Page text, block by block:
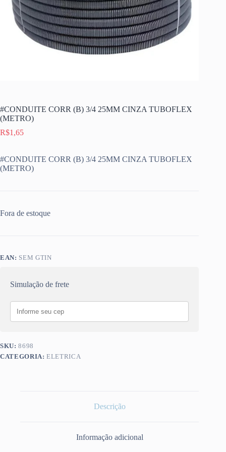
#CONDUITE CORR (B) 3/4 25MM CINZA TUBOFLEX
(METRO)
R$1,65
#CONDUITE CORR (B) 3/4 25MM CINZA TUBOFLEX
(METRO)
Fora de estoque
EAN: SEM GTIN
Simulação de frete
SKU:8698
CATEGORIA:ELETRICA
Descrição
Informação adicional